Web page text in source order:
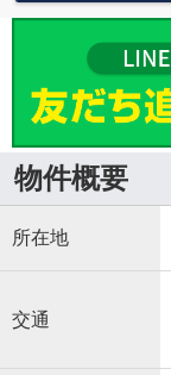
物件概要
所在地
交通